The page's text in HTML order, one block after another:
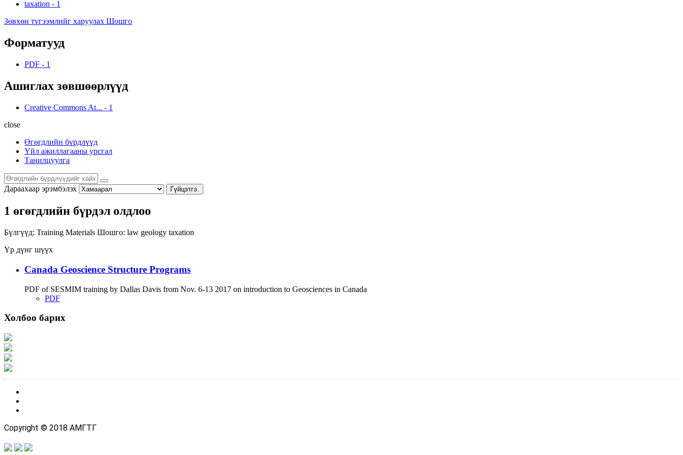
taxation - 1
Зөвхөн түгээмлийг харуулах Шошго
Форматууд
PDF - 1
Ашиглах зөвшөөрлүүд
Creative Commons At... - 1
close
Өгөгдлийн бүрдлүүд
Үйл ажиллагааны урсгал
Танилцуулга
Дараахаар эрэмбэлэх Гүйцэтгэ.
1 өгөгдлийн бүрдэл олдлоо
Бүлгүүд: Training Materials Шошго: law geology taxation
Үр дүнг шүүх
Canada Geoscience Structure Programs
PDF of SESMIM training by Dallas Davis from Nov. 6-13 2017 on introduction to Geosciences in Canada
PDF
Холбоо барих
Copyright © 2018 АМГТГ